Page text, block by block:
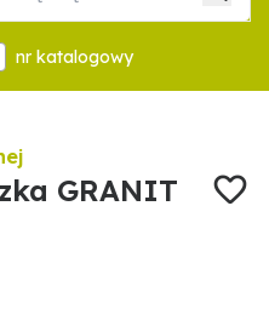
nr katalogowy
GRANIT